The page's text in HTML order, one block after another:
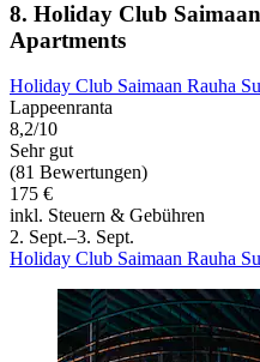
8. Holiday Club
Apartments
Holiday Club Saimaan Rauha
Lappeenranta
8,2/10
Sehr gut
(81 Bewertungen)
175 €
inkl. Steuern & Gebühren
2. Sept.–3. Sept.
Holiday Club Saimaan Rauha